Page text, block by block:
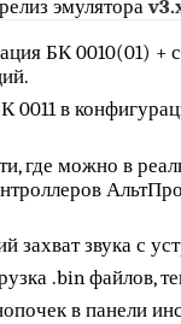
эмулятора
БК 0010(01) +
0011 в
где можно в
захват звука с
.bin файлов,
в панели